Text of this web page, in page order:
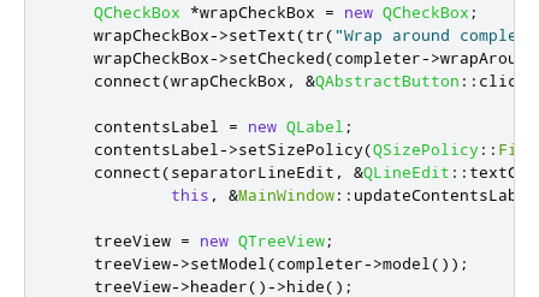
QCheckBox *wrapCheckBox = new QCheckBox ;
    wrapCheckBox
->setText(tr("Wrap around
    wrapCheckBox
->setChecked(completer->wrapAround
    connect
(wrapCheckBox , &QAbstractButton ::
    contentsLabel
= new QLabel ;
    contentsLabel
->setSizePolicy(QSizePolicy ::
    connect
(separatorLineEdit , &QLineEdit ::
this , &MainWindow:: updateContentsLabel
    treeView
= new QTreeView;
    treeView
->setModel (completer->model ());
    treeView
->header()->hide();